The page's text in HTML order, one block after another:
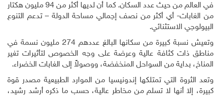
في العالم من حيث عدد السكان. كما أن لديها أكثر من 94 مليون هكتار
من الغابات- أي أكثر من نصف إجمالي مساحة الدولة – تدعم التنوع
البيولوجي الاستثنائي.
وتعيش نسبة كبيرة من سكانها البالغ عددهم 274 مليون نسمة في
مناطق ذات كثافة عالية وعرضة على وجه الخصوص لتأثيرات تغير
المناخ، بداية من السواحل المنخفضة، ووصولاً إلى الغابات الخضراء.
وتعد الثروة التي تمتلكها إندونيسيا من الموارد الطبيعية مصدر قوة
كبيرة، إلا أنها لا تسلم من مخاطر عالية، حسب ما ذكره أرشد رشيد،